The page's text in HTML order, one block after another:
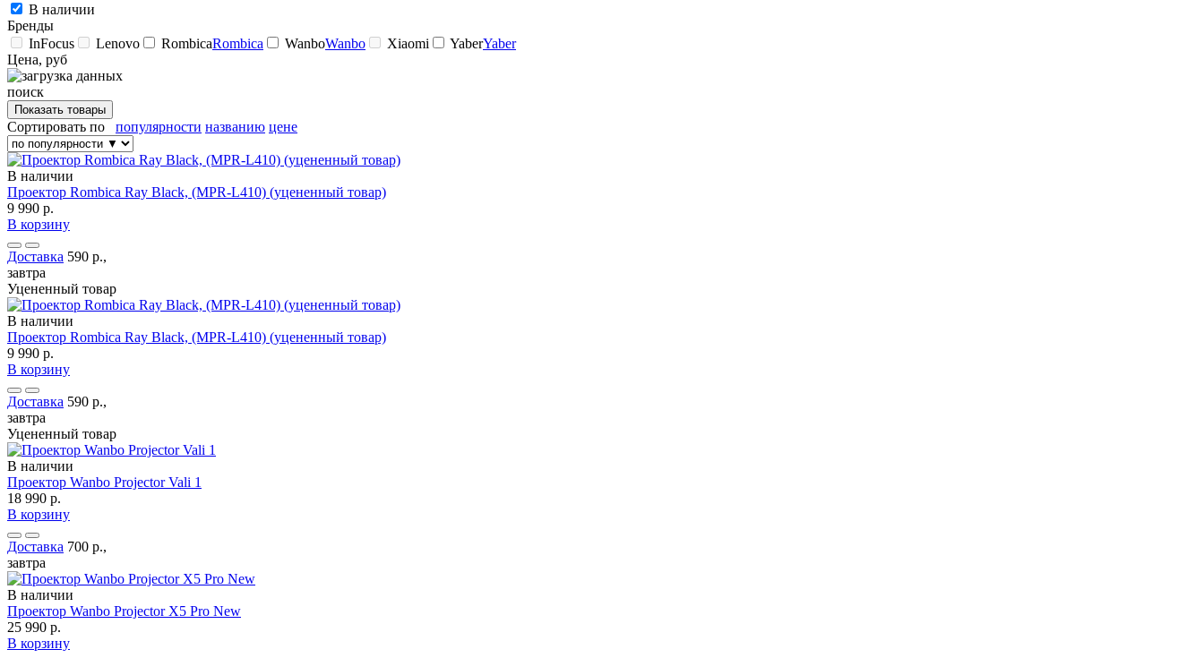
В наличии
Бренды
InFocus
Lenovo RombicaRombica WanboWanbo Xiaomi YaberYaber
Цена, руб
поиск
Сортировать по популярности названию цене
В наличии
Проектор Rombica Ray Black, (MPR-L410) (уцененный товар)
9 990 р.
В корзину
Доставка 590 р.,
завтра
Уцененный товар
В наличии
Проектор Rombica Ray Black, (MPR-L410) (уцененный товар)
9 990 р.
В корзину
Доставка 590 р.,
завтра
Уцененный товар
В наличии
Проектор Wanbo Projector Vali 1
18 990 р.
В корзину
Доставка 700 р.,
завтра
В наличии
Проектор Wanbo Projector X5 Pro New
25 990 р.
В корзину